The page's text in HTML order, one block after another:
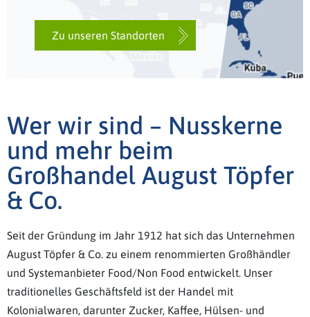
Zu unseren Standorten
Wer wir sind – Nusskerne
und mehr beim
Großhandel August Töpfer
& Co.
Seit der Gründung im Jahr 1912 hat sich das Unternehmen
August Töpfer & Co. zu einem renommierten Großhändler
und Systemanbieter Food/Non Food entwickelt. Unser
traditionelles Geschäftsfeld ist der Handel mit
Kolonialwaren, darunter Zucker, Kaffee, Hülsen- und